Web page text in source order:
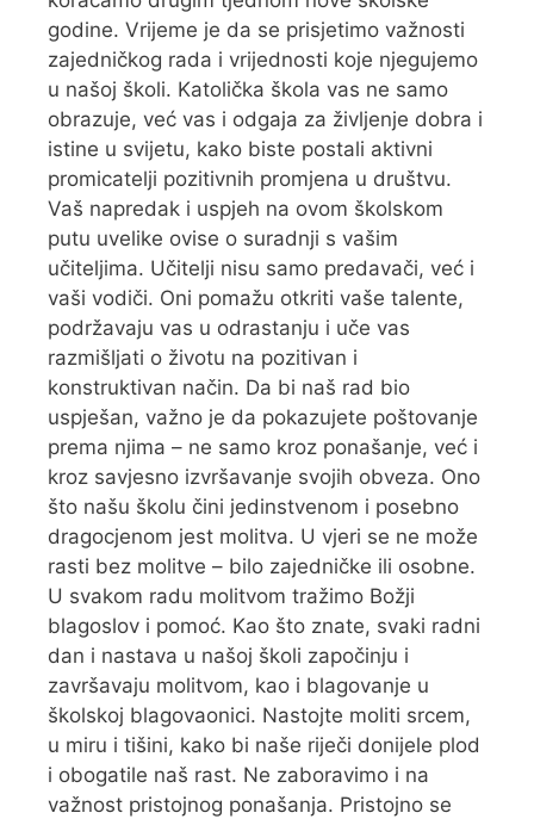
godine. Vrijeme je da se prisjetimo važnosti
zajedničkog rada i vrijednosti koje njegujemo
u našoj školi. Katolička škola vas ne samo
obrazuje, već vas i odgaja za življenje dobra i
istine u svijetu, kako biste postali aktivni
promicatelji pozitivnih promjena u društvu.
Vaš napredak i uspjeh na ovom školskom
putu uvelike ovise o suradnji s vašim
učiteljima. Učitelji nisu samo predavači, već i
vaši vodiči. Oni pomažu otkriti vaše talente,
podržavaju vas u odrastanju i uče vas
razmišljati o životu na pozitivan i
konstruktivan način. Da bi naš rad bio
uspješan, važno je da pokazujete poštovanje
prema njima – ne samo kroz ponašanje, već i
kroz savjesno izvršavanje svojih obveza. Ono
što našu školu čini jedinstvenom i posebno
dragocjenom jest molitva. U vjeri se ne može
rasti bez molitve – bilo zajedničke ili osobne.
U svakom radu molitvom tražimo Božji
blagoslov i pomoć. Kao što znate, svaki radni
dan i nastava u našoj školi započinju i
završavaju molitvom, kao i blagovanje u
školskoj blagovaonici. Nastojte moliti srcem,
u miru i tišini, kako bi naše riječi donijele plod
i obogatile naš rast. Ne zaboravimo i na
važnost pristojnog ponašanja. Pristojno se